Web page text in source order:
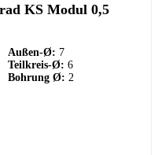
KS Modul 0,5
Außen-Ø: 7
Teilkreis-Ø: 6
Bohrung Ø: 2